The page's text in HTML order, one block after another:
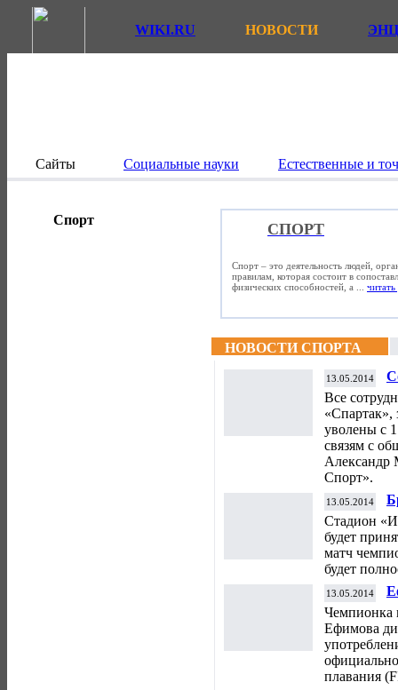
WIKI.RU НОВОСТИ
Сайты Социальные науки Естественные и
Спорт
СПОРТ
Спорт – это деятельность людей,
правилам, которая состоит в
физических способностей, а ... читать
НОВОСТИ СПОРТА
13.05.2014
Все
«Спартак»,
уволены с
связям с
Александр
Спорт».
13.05.2014
Стадион
будет
матч
будет
13.05.2014
Чемпионка
Ефимова
плавания